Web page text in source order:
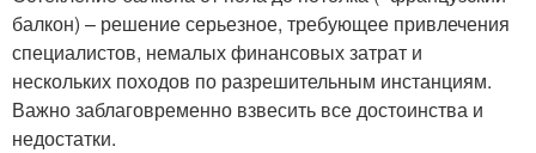
балкон) – решение серьезное, требующее привлечения
специалистов, немалых финансовых затрат и
нескольких походов по разрешительным инстанциям.
Важно заблаговременно взвесить все достоинства и
недостатки.